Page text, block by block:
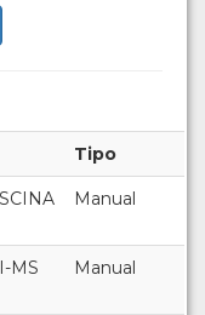
Tipo
Manual
MS Manual